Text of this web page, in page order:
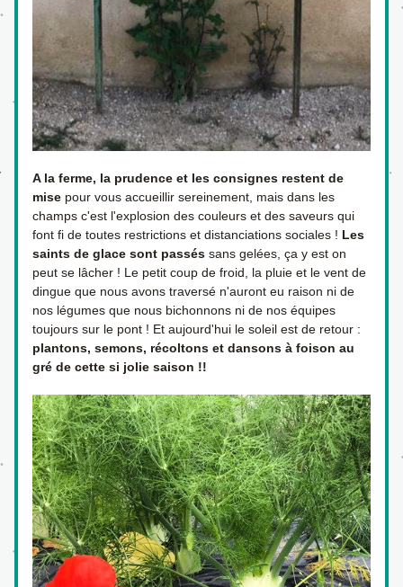
A la ferme, la prudence et les consignes restent de
mise pour vous accueillir sereinement, mais dans les
champs c'est l'explosion des couleurs et des saveurs qui
font fi de toutes restrictions et distanciations sociales ! Les
saints de glace sont passés sans gelées, ça y est on
peut se lâcher ! Le petit coup de froid, la pluie et le vent de
dingue que nous avons traversé n'auront eu raison ni de
nos légumes que nous bichonnons ni de nos équipes
plantons, semons, récoltons et dansons à foison au
gré de cette si jolie saison !!